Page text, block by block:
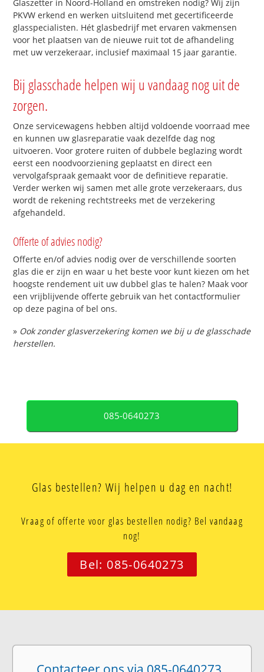
Glaszetter in Noord-Holland en omstreken nodig? Wij zijn
PKVW erkend en werken uitsluitend met gecertificeerde
glasspecialisten. Hét glasbedrijf met ervaren vakmensen
voor het plaatsen van de nieuwe ruit tot de afhandeling
met uw verzekeraar, inclusief maximaal 15 jaar garantie.
Bij glasschade helpen wij u vandaag nog uit de
zorgen.
Onze servicewagens hebben altijd voldoende voorraad mee
en kunnen uw glasreparatie vaak dezelfde dag nog
uitvoeren. Voor grotere ruiten of dubbele beglazing wordt
eerst een noodvoorziening geplaatst en direct een
vervolgafspraak gemaakt voor de definitieve reparatie.
Verder werken wij samen met alle grote verzekeraars, dus
wordt de rekening rechtstreeks met de verzekering
afgehandeld.
Offerte of advies nodig?
Offerte en/of advies nodig over de verschillende soorten
glas die er zijn en waar u het beste voor kunt kiezen om het
hoogste rendement uit uw dubbel glas te halen? Maak voor
een vrijblijvende offerte gebruik van het contactformulier
op deze pagina of bel ons.
» Ook zonder glasverzekering komen we bij u de glasschade
herstellen.
085-0640273
Glas bestellen? Wij helpen u dag en nacht!
Vraag of offerte voor glas bestellen nodig? Bel vandaag
nog!
Bel: 085-0640273